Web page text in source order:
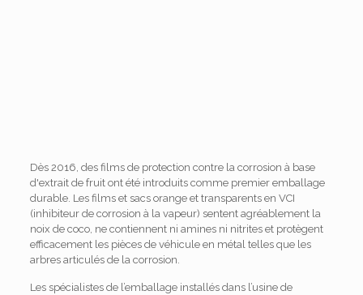
Dès 2016, des films de protection contre la corrosion à base
d'extrait de fruit ont été introduits comme premier emballage
durable. Les films et sacs orange et transparents en VCI
(inhibiteur de corrosion à la vapeur) sentent agréablement la
noix de coco, ne contiennent ni amines ni nitrites et protègent
efficacement les pièces de véhicule en métal telles que les
arbres articulés de la corrosion.
Les spécialistes de l’emballage installés dans l’usine de